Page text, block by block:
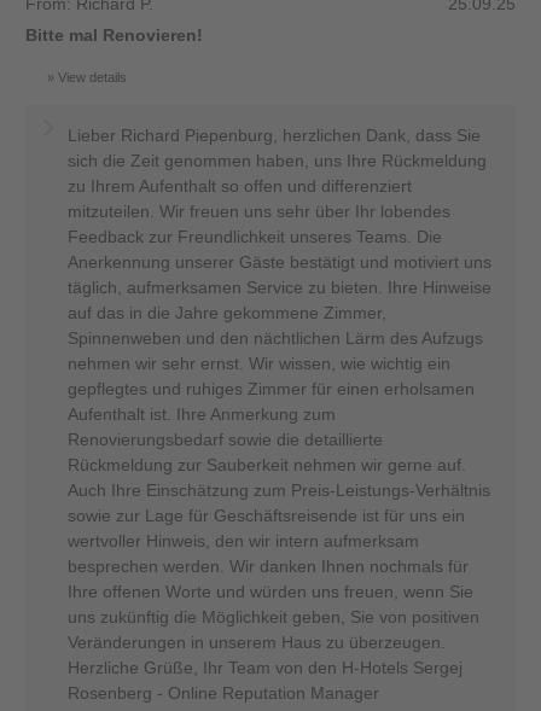
Bitte mal Renovieren!
View details
Lieber Richard Piepenburg, herzlichen Dank, dass Sie
sich die Zeit genommen haben, uns Ihre Rückmeldung
zu Ihrem Aufenthalt so offen und differenziert
mitzuteilen. Wir freuen uns sehr über Ihr lobendes
Feedback zur Freundlichkeit unseres Teams. Die
Anerkennung unserer Gäste bestätigt und motiviert uns
täglich, aufmerksamen Service zu bieten. Ihre Hinweise
auf das in die Jahre gekommene Zimmer,
Spinnenweben und den nächtlichen Lärm des Aufzugs
nehmen wir sehr ernst. Wir wissen, wie wichtig ein
gepflegtes und ruhiges Zimmer für einen erholsamen
Aufenthalt ist. Ihre Anmerkung zum
Renovierungsbedarf sowie die detaillierte
Rückmeldung zur Sauberkeit nehmen wir gerne auf.
Auch Ihre Einschätzung zum Preis-Leistungs-Verhältnis
sowie zur Lage für Geschäftsreisende ist für uns ein
wertvoller Hinweis, den wir intern aufmerksam
besprechen werden. Wir danken Ihnen nochmals für
Ihre offenen Worte und würden uns freuen, wenn Sie
uns zukünftig die Möglichkeit geben, Sie von positiven
Veränderungen in unserem Haus zu überzeugen.
Herzliche Grüße, Ihr Team von den H-Hotels Sergej
Rosenberg - Online Reputation Manager